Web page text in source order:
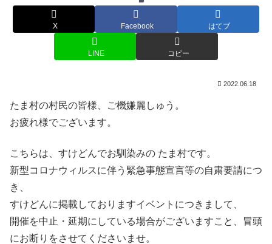
X Facebook はてブ
LINE コピー
2022.06.18
たま村の村民の皆様、ご機嫌麗しゅう。
お疲れ様でございます。
こちらは、すけどんでお馴染みの たま村です。
新型コロナウィルスに伴う緊急事態宣言等の自粛要請につ
き、
すけどんに掲載しておりますイベントにつきまして、
開催を中止・延期にしている場合がございますこと、冒頭
にお断りをさせてくださいませ。